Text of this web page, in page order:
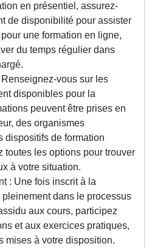
en présentiel, assurez-
de disponibilité pour assister
une formation en ligne,
du temps régulier dans
vous sur les
disponibles pour la
peuvent être prises en
des organismes
dispositifs de formation
toutes les options pour trouver
à votre situation.
: Une fois inscrit à la
dans le processus
aux cours, participez
et aux exercices pratiques,
mises à votre disposition.